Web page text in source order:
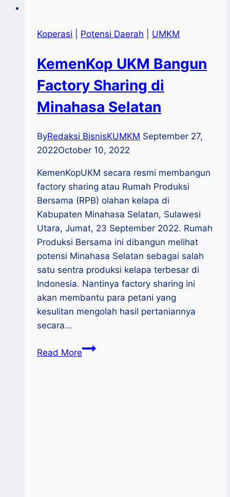
Koperasi Potensi Daerah UMKM
KemenKop UKM Bangun
Factory Sharing di
Minahasa Selatan
ByRedaksi BisnisKUMKM September 27,
2022October 10, 2022
KemenKopUKM secara resmi membangun
factory sharing atau Rumah Produksi
Bersama (RPB) olahan kelapa di
Kabupaten Minahasa Selatan, Sulawesi
Utara, Jumat, 23 September 2022. Rumah
Produksi Bersama ini dibangun melihat
potensi Minahasa Selatan sebagai salah
satu sentra produksi kelapa terbesar di
Indonesia. Nantinya factory sharing ini
akan membantu para petani yang
kesulitan mengolah hasil pertaniannya
secara…
Read MoreKemenKop